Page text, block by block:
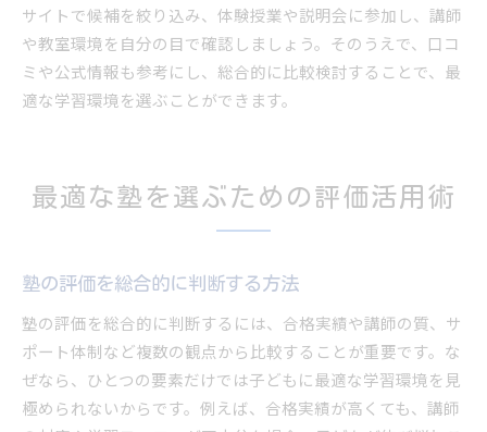
サイトで候補を絞り込み、体験授業や説明会に参加し、講師
や教室環境を自分の目で確認しましょう。そのうえで、口コ
ミや公式情報も参考にし、総合的に比較検討することで、最
適な学習環境を選ぶことができます。
最適な塾を選ぶための評価活用術
塾の評価を総合的に判断する方法
塾の評価を総合的に判断するには、合格実績や講師の質、サ
ポート体制など複数の観点から比較することが重要です。な
ぜなら、ひとつの要素だけでは子どもに最適な学習環境を見
極められないからです。例えば、合格実績が高くても、講師